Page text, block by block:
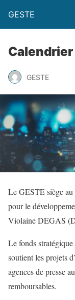
GESTE
Calendrier
GESTE
Le GESTE siège au
pour le
Violaine DEGAS
Le fonds
soutient les projets
agences de presse
remboursables.